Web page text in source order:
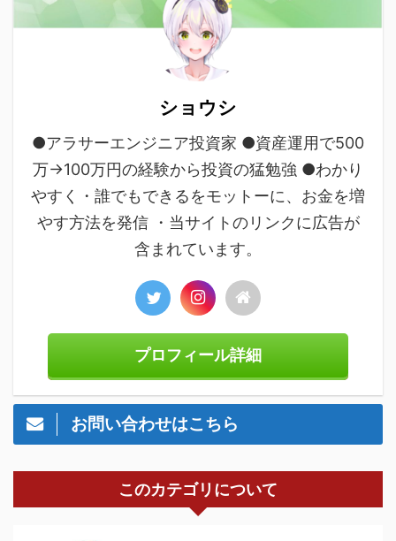
ショウシ
●アラサーエンジニア投資家 ●資産運用で500
万→100万円の経験から投資の猛勉強 ●わかり
やすく・誰でもできるをモットーに、お金を増
やす方法を発信 ・当サイトのリンクに広告が
含まれています。
プロフィール詳細
お問い合わせはこちら
このカテゴリについて